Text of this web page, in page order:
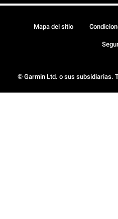
© Garmin Ltd. o sus subsidiarias.
Mapa del sitio